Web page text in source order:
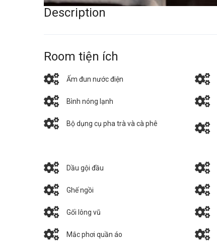
Description
Room tiện ích
Ấm đun nước điện
Bình nóng lạnh
Bộ dụng cụ pha trà và cà phê
Dầu gội đầu
Ghế ngồi
Gối lông vũ
Mắc phơi quần áo